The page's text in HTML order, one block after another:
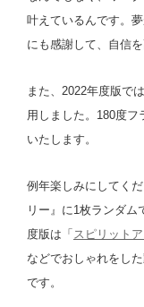
叶えているんです。
にも感謝して、自信
また、2022年度版で
用しました。180度
いたします。
例年楽しみにしてく
リー』に1枚ランダム
度版は「 スピリット
などでおしゃれをし
です。